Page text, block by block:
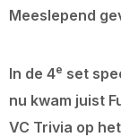
Meeslepend
In de 4e set
nu kwam juist
VC Trivia op